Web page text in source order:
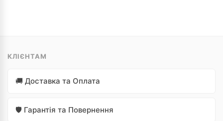
КЛІЄНТАМ
🚚 Доставка та Оплата
🛡️ Гарантія та Повернення